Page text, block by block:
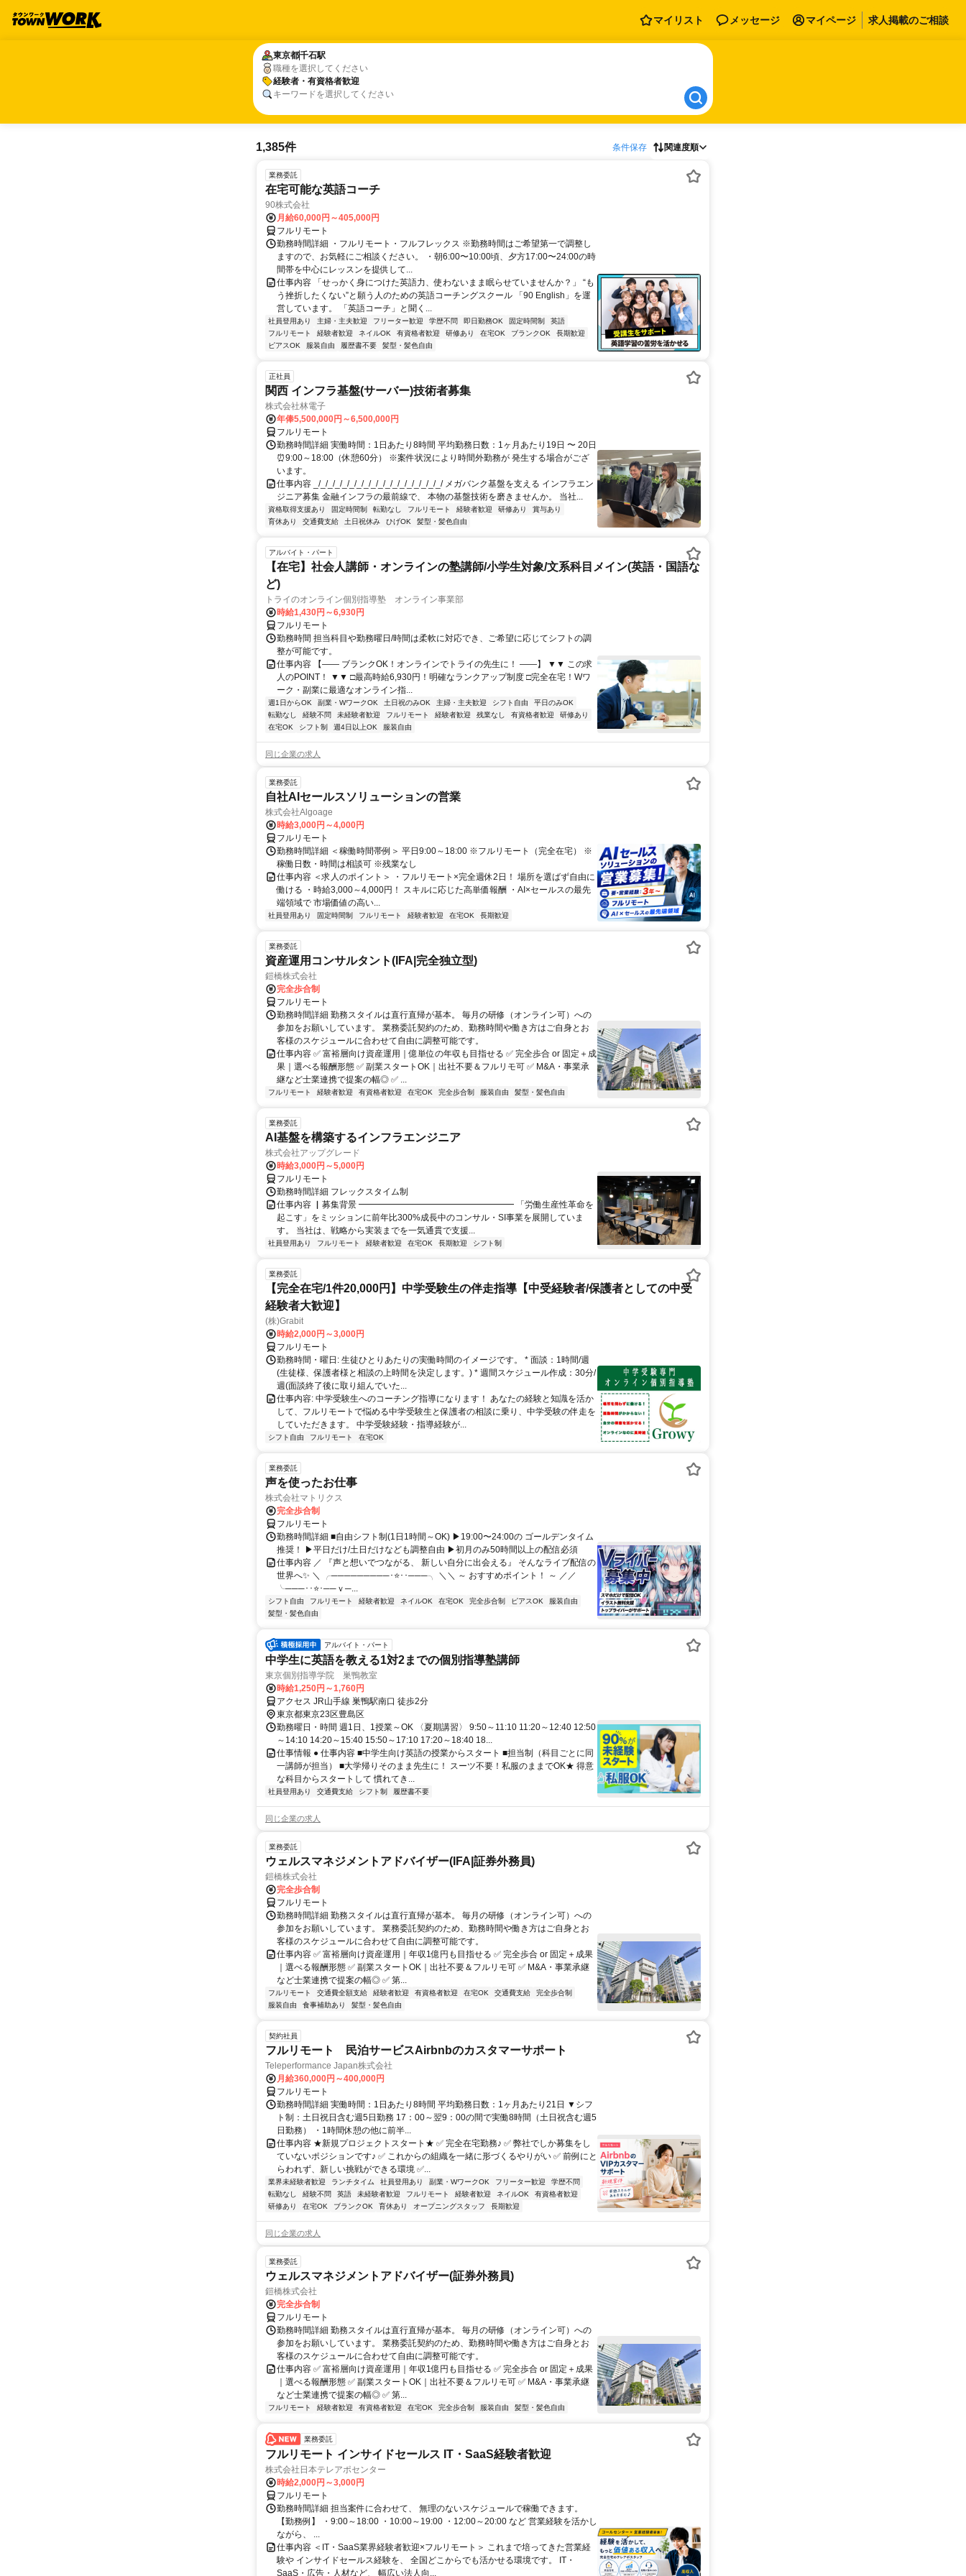
マイリスト メッセージ マイページ 求人掲載のご相談
東京都千石駅
職種を選択してください
経験者・有資格者歓迎
キーワードを選択してください
東京都千石駅
経験者・有資格者歓迎
1,385件 条件保存 関連度順
業務委託
在宅可能な英語コーチ
90株式会社
月給60,000円～405,000円
フルリモート
勤務時間詳細 ・フルリモート・フルフレックス ※勤務時間はご希望第一で調整し
ますので、お気軽にご相談ください。 ・朝6:00〜10:00頃、夕方17:00〜24:00の時
間帯を中心にレッスンを提供して...
仕事内容 「せっかく身につけた英語力、使わないまま眠らせていませんか？」 “も
う挫折したくない”と願う人のための英語コーチングスクール 「90 English」を運
営しています。 「英語コーチ」と聞く...
社員登用あり 主婦・主夫歓迎 フリーター歓迎 学歴不問 即日勤務OK 固定時間制
英語
フルリモート
経験者歓迎 ネイルOK 有資格者歓迎 研修あり 在宅OK ブランクOK
長期歓迎
ピアスOK
服装自由 履歴書不要 髪型・髪色自由
正社員
関西 インフラ基盤(サーバー)技術者募集
株式会社林電子
年俸5,500,000円～6,500,000円
フルリモート
勤務時間詳細 実働時間：1日あたり8時間 平均勤務日数：1ヶ月あたり19日 〜 20日
⏰9:00～18:00（休憩60分） ※案件状況により時間外勤務が 発生する場合がござ
います。
仕事内容 _/_/_/_/_/_/_/_/_/_/_/_/_/_/_/_/_/_/ メガバンク基盤を支える インフラエン
ジニア募集 金融インフラの最前線で、 本物の基盤技術を磨きませんか。 当社...
資格取得支援あり 固定時間制 転勤なし フルリモート 経験者歓迎 研修あり
賞与あり
育休あり
交通費支給 土日祝休み ひげOK 髪型・髪色自由
アルバイト・パート
【在宅】社会人講師・オンラインの塾講師/小学生対象/文系科目メイン(英語・国語な
ど)
トライのオンライン個別指導塾 オンライン事業部
時給1,430円～6,930円
フルリモート
勤務時間 担当科目や勤務曜日/時間は柔軟に対応でき、ご希望に応じてシフトの調
整が可能です。
仕事内容 【―― ブランクOK！オンラインでトライの先生に！ ――】 ▼▼ この求
人のPOINT！ ▼▼ □最高時給6,930円！明確なランクアップ制度 □完全在宅！Wワ
ーク・副業に最適なオンライン指...
週1日からOK 副業・WワークOK 土日祝のみOK 主婦・主夫歓迎 シフト自由
平日のみOK
転勤なし
経験不問 未経験者歓迎 フルリモート 経験者歓迎 残業なし 有資格者歓迎
研修あり
在宅OK
シフト制 週4日以上OK 服装自由
同じ企業の求人
業務委託
自社AIセールスソリューションの営業
株式会社Algoage
時給3,000円～4,000円
フルリモート
勤務時間詳細 ＜稼働時間帯例＞ 平日9:00～18:00 ※フルリモート（完全在宅） ※
稼働日数・時間は相談可 ※残業なし
仕事内容 ＜求人のポイント＞ ・フルリモート×完全週休2日！ 場所を選ばず自由に
働ける ・時給3,000～4,000円！ スキルに応じた高単価報酬 ・AI×セールスの最先
端領域で 市場価値の高い...
社員登用あり 固定時間制 フルリモート 経験者歓迎 在宅OK 長期歓迎
業務委託
資産運用コンサルタント(IFA|完全独立型)
鎧橋株式会社
完全歩合制
フルリモート
勤務時間詳細 勤務スタイルは直行直帰が基本。 毎月の研修（オンライン可）への
参加をお願いしています。 業務委託契約のため、勤務時間や働き方はご自身とお
客様のスケジュールに合わせて自由に調整可能です。
仕事内容 ✅ 富裕層向け資産運用｜億単位の年収も目指せる ✅ 完全歩合 or 固定＋成
果｜選べる報酬形態 ✅ 副業スタートOK｜出社不要＆フルリモ可 ✅ M&A・事業承
継など士業連携で提案の幅◎ ✅ ...
フルリモート 経験者歓迎 有資格者歓迎 在宅OK 完全歩合制 服装自由 髪型・髪色自由
業務委託
AI基盤を構築するインフラエンジニア
株式会社アップグレード
時給3,000円～5,000円
フルリモート
勤務時間詳細 フレックスタイム制
仕事内容 ▏募集背景 ━━━━━━━━━━━━━━━━━━ 「労働生産性革命を
起こす」をミッションに前年比300%成長中のコンサル・SI事業を展開していま
す。 当社は、戦略から実装までを一気通貫で支援...
社員登用あり フルリモート 経験者歓迎 在宅OK 長期歓迎 シフト制
業務委託
【完全在宅/1件20,000円】中学受験生の伴走指導【中受経験者/保護者としての中受
経験者大歓迎】
(株)Grabit
時給2,000円～3,000円
フルリモート
勤務時間・曜日: 生徒ひとりあたりの実働時間のイメージです。 * 面談：1時間/週
(生徒様、保護者様と相談の上時間を決定します。) * 週間スケジュール作成：30分/
週(面談終了後に取り組んでいた...
仕事内容: 中学受験生へのコーチング指導になります！ あなたの経験と知識を活か
して、フルリモートで悩める中学受験生と保護者の相談に乗り、中学受験の伴走を
していただきます。 中学受験経験・指導経験が...
シフト自由 フルリモート 在宅OK
業務委託
声を使ったお仕事
株式会社マトリクス
完全歩合制
フルリモート
勤務時間詳細 ■自由シフト制(1日1時間～OK) ▶19:00〜24:00の ゴールデンタイム
推奨！ ▶平日だけ/土日だけなども調整自由 ▶初月のみ50時間以上の配信必須
仕事内容 ／ 『声と想いでつながる、 新しい自分に出会える』 そんなライブ配信の
世界へ✨ ＼ ╭─────────･⭐･･───╮ ＼＼ ～ おすすめポイント！ ～ ／／
╰───･･⭐･──ｖ─...
シフト自由 フルリモート 経験者歓迎 ネイルOK 在宅OK 完全歩合制 ピアスOK
服装自由
髪型・髪色自由
アルバイト・パート
中学生に英語を教える1対2までの個別指導塾講師
東京個別指導学院 巣鴨教室
時給1,250円～1,760円
アクセス JR山手線 巣鴨駅南口 徒歩2分
東京都東京23区豊島区
勤務曜日・時間 週1日、1授業～OK 〈夏期講習〉 9:50～11:10 11:20～12:40 12:50
～14:10 14:20～15:40 15:50～17:10 17:20～18:40 18...
仕事情報 ● 仕事内容 ■中学生向け英語の授業からスタート ■担当制（科目ごとに同
一講師が担当） ■大学帰りそのまま先生に！ スーツ不要！私服のままでOK★ 得意
な科目からスタートして 慣れてき...
社員登用あり 交通費支給 シフト制 履歴書不要
同じ企業の求人
業務委託
ウェルスマネジメントアドバイザー(IFA|証券外務員)
鎧橋株式会社
完全歩合制
フルリモート
勤務時間詳細 勤務スタイルは直行直帰が基本。 毎月の研修（オンライン可）への
参加をお願いしています。 業務委託契約のため、勤務時間や働き方はご自身とお
客様のスケジュールに合わせて自由に調整可能です。
仕事内容 ✅ 富裕層向け資産運用｜年収1億円も目指せる ✅ 完全歩合 or 固定＋成果
｜選べる報酬形態 ✅ 副業スタートOK｜出社不要＆フルリモ可 ✅ M&A・事業承継
など士業連携で提案の幅◎ ✅ 第...
フルリモート 交通費全額支給 経験者歓迎 有資格者歓迎 在宅OK 交通費支給
完全歩合制
服装自由
食事補助あり 髪型・髪色自由
契約社員
フルリモート 民泊サービスAirbnbのカスタマーサポート
Teleperformance Japan株式会社
月給360,000円～400,000円
フルリモート
勤務時間詳細 実働時間：1日あたり8時間 平均勤務日数：1ヶ月あたり21日 ▼シフ
ト制：土日祝日含む週5日勤務 17：00～翌9：00の間で実働8時間（土日祝含む週5
日勤務） ・1時間休憩の他に前半...
仕事内容 ★新規プロジェクトスタート★ ✅ 完全在宅勤務♪ ✅ 弊社でしか募集をし
ていないポジションです♪ ✅ これからの組織を一緒に形づくるやりがい ✅ 前例にと
らわれず、新しい挑戦ができる環境 ✅...
業界未経験者歓迎 ランチタイム 社員登用あり 副業・WワークOK フリーター歓迎
学歴不問
転勤なし
経験不問 英語 未経験者歓迎 フルリモート 経験者歓迎 ネイルOK
有資格者歓迎
研修あり
在宅OK ブランクOK 育休あり オープニングスタッフ 長期歓迎
同じ企業の求人
業務委託
ウェルスマネジメントアドバイザー(証券外務員)
鎧橋株式会社
完全歩合制
フルリモート
勤務時間詳細 勤務スタイルは直行直帰が基本。 毎月の研修（オンライン可）への
参加をお願いしています。 業務委託契約のため、勤務時間や働き方はご自身とお
客様のスケジュールに合わせて自由に調整可能です。
仕事内容 ✅ 富裕層向け資産運用｜年収1億円も目指せる ✅ 完全歩合 or 固定＋成果
｜選べる報酬形態 ✅ 副業スタートOK｜出社不要＆フルリモ可 ✅ M&A・事業承継
など士業連携で提案の幅◎ ✅ 第...
フルリモート 経験者歓迎 有資格者歓迎 在宅OK 完全歩合制 服装自由 髪型・髪色自由
業務委託
フルリモート インサイドセールス IT・SaaS経験者歓迎
株式会社日本テレアポセンター
時給2,000円～3,000円
フルリモート
勤務時間詳細 担当案件に合わせて、 無理のないスケジュールで稼働できます。
【勤務例】 ・9:00～18:00 ・10:00～19:00 ・12:00～20:00 など 営業経験を活かし
ながら、 ...
仕事内容 ＜IT・SaaS業界経験者歓迎×フルリモート＞ これまで培ってきた営業経
験や インサイドセールス経験を、 全国どこからでも活かせる環境です。 IT・
SaaS・広告・人材など、 幅広い法人向...